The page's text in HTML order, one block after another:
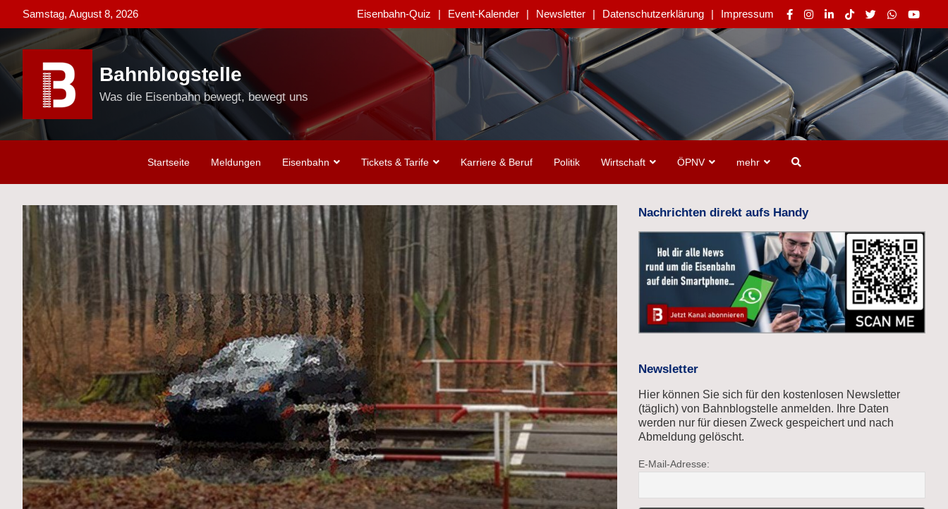
to
content
Samstag, August 8, 2026 Eisenbahn-Quiz Event-Kalender Newsletter Datenschutzerklärung Impressum
Bahnblogstelle
Was die Eisenbahn bewegt, bewegt uns
Startseite Meldungen Eisenbahn Tickets & Tarife Karriere & Beruf Politik Wirtschaft ÖPNV mehr
Nachrichten direkt aufs Handy
Newsletter
Hier können Sie sich für den kostenlosen Newsletter
(täglich) von Bahnblogstelle anmelden. Ihre Daten
werden nur für diesen Zweck gespeichert und nach
Abmeldung gelöscht.
E-Mail-Adresse: